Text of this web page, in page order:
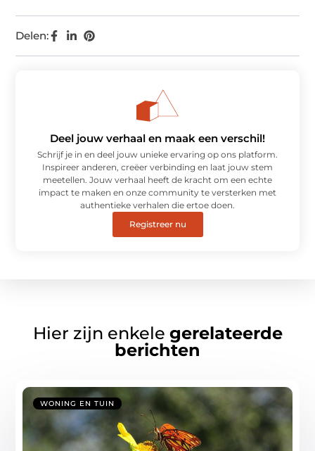
Delen:
Deel jouw verhaal en maak een verschil!
Schrijf je in en deel jouw unieke ervaring op ons platform.
Inspireer anderen, creëer verbinding en laat jouw stem
meetellen. Jouw verhaal heeft de kracht om een echte
impact te maken en onze community te versterken met
authentieke verhalen die ertoe doen.
Registreer nu
Hier zijn enkele gerelateerde
berichten
WONING EN TUIN